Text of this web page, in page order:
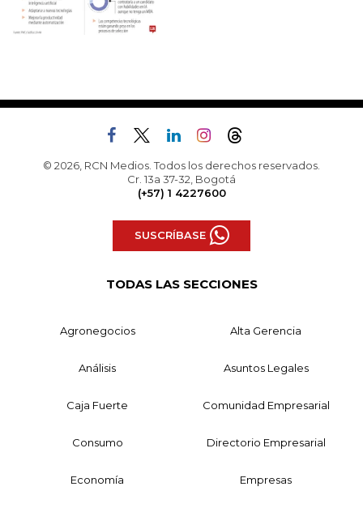
© 2026, RCN Medios. Todos los derechos reservados.
Cr. 13a 37-32, Bogotá
(+57) 1 4227600
SUSCRÍBASE
TODAS LAS SECCIONES
Agronegocios Alta Gerencia
Análisis Asuntos Legales
Caja Fuerte Comunidad Empresarial
Consumo Directorio Empresarial
Economía Empresas